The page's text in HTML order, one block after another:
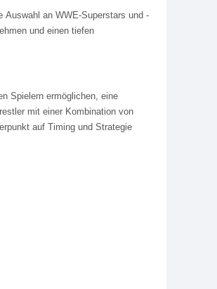
an WWE-Superstars und -
und einen tiefen
Spielern ermöglichen, eine
mit einer Kombination von
auf Timing und Strategie